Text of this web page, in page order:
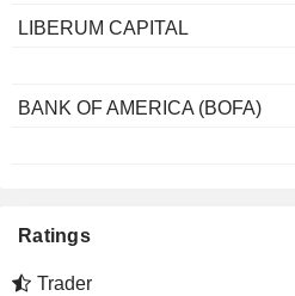
LIBERUM CAPITAL
BANK OF AMERICA (BOFA)
Ratings
Trader